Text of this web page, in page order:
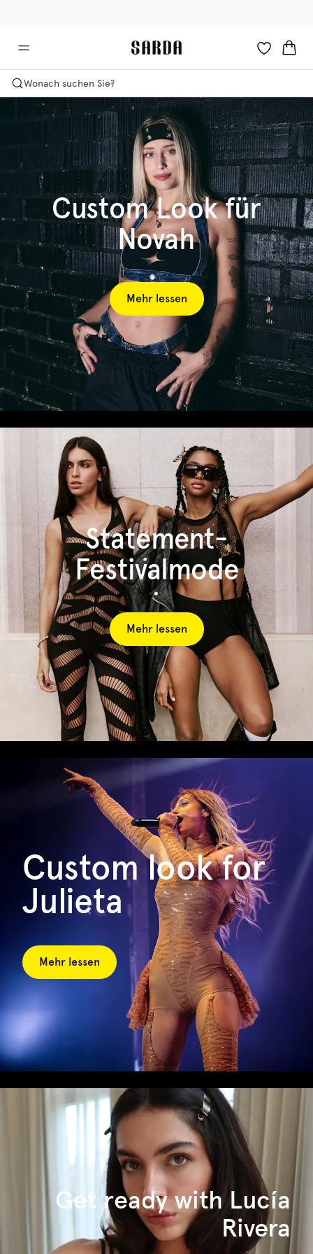
Wonach suchen Sie?
Custom Look für
Novah
Mehr lessen
Statement-
Festivalmode
Mehr lessen
Custom look for
Julieta
Mehr lessen
Get ready with Lucía
Rivera